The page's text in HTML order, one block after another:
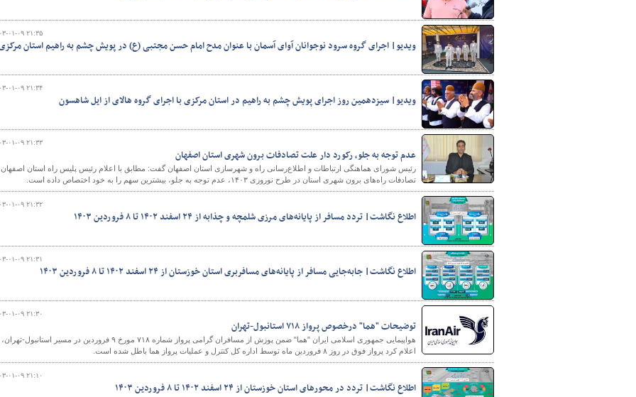
۱۴۰۳-۰۱-۰۹
ویدیو| اجرای گروه سرود نوجوانان آوای آسمان با عنوان مدح امام حسن مجتبی (ع) در پویش چشم به راهیم استان
۱۴۰۳-۰۱-۰۹
ویدیو| سیزدهمین روز اجرای پویش چشم به راهیم در استان مرکزی با اجرای گروه هالای از ایل شاهسون
۱۴۰۳-۰۱-۰۹
عدم توجه به جلو، رکورد دار علت تصادفات برون شهری استان اصفهان
رئیس شورای هماهنگی ارتباطات و اطلاع‌رسانی راه و شهرسازی استان اصفهان گفت: مطابق با اعلام رئیس پلیس راه استان اصفهان
تصادفات راه‌های برون شهری استان در طرح نوروزی ۱۴۰۳، عدم توجه به جلو، بیشترین سهم را به خود اختصاص داده است.
۱۴۰۳-۰۱-۰۹
اطلاع نگاشت| تردد مسافر از پایانه‌های مرزی شلمچه و چذابه از ۲۴ اسفند ۱۴۰۲ تا ۸ فروردین ۱۴۰۳
۱۴۰۳-۰۱-۰۹
اطلاع نگاشت| جابه‌جایی مسافر از پایانه‌های مسافربری استان خوزستان از ۲۴ اسفند ۱۴۰۲ تا ۸ فروردین ۱۴۰۳
۱۴۰۳-۰۱-۰۹
توضیحات "هما" درخصوص پرواز ۷۱۸ استانبول-تهران
هواپیمایی جمهوری اسلامی ایران "هما" ضمن پوزش از مسافران گرامی پرواز شماره ۷۱۸ مورخ ۹ فروردین در مسیر استانبول-تهران،
اعلام کرد پرواز فوق در روز ۸ فروردین ماه توسط اداره کل کنترل و عملیات پرواز هما باطل شده است.
۱۴۰۳-۰۱-۰۹
اطلاع نگاشت| تردد در محورهای استان خوزستان از ۲۴ اسفند ۱۴۰۲ تا ۸ فروردین ۱۴۰۳